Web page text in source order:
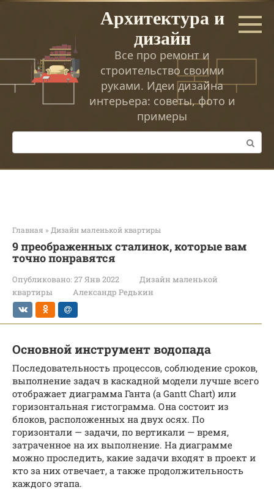
Перейти
Архитектура и
дизайн
Все про ремонт и
строительство своими
руками. Идеи дизайна
интерьера: советы, фото и
примеры
Поиск:
Главная » Дизайн маленькой квартиры
9 преображенных сталинок, которые вам
точно понравятся
Опубликовано: 27 Янв 2022
Дизайн маленькой
квартиры
Александр Редькин
Основной инструмент водопада
Последовательность процессов, соблюдение сроков,
выполнение задач в каскадной модели лучше всего
отображает диаграмма Ганта (a Gantt Chart) или
горизонтальная гистограмма. Она состоит из
блоков, расположенных на двух осях. По
горизонтали — задачи, по вертикали — время,
затраченное на их выполнение. На диаграмме
можно проследить, какие задачи входят в проект и
кто за них отвечает, а также продолжительность
каждого этапа.